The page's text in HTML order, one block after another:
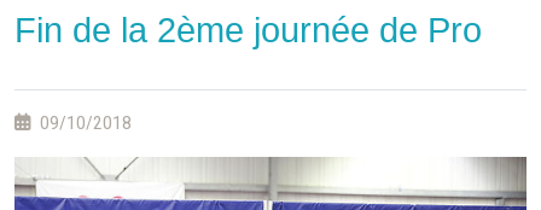
Fin de la 2ème journée de Pro
09/10/2018